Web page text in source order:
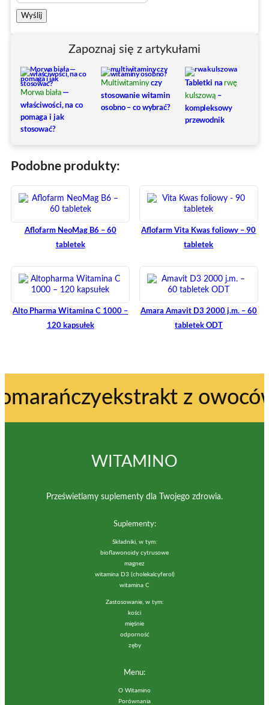
Zapoznaj się z artykułami
Morwa biała—
właściwości, na co
pomaga i jak
stosować?
Multiwitaminyczy
stosowanie witamin
osobno – co wybrać?
Tabletki na rwę
kulszową–
kompleksowy
przewodnik
Podobne produkty:
Aflofarm NeoMag B6 – 60
tabletek
Aflofarm Vita Kwas foliowy – 90
tabletek
Alto Pharma Witamina C 1000 –
120 kapsułek
Amara Amavit D3 2000 j.m. – 60
tabletek ODT
ekstrakt z owoców
WITAMINO
Prześwietlamy suplementy dla Twojego zdrowia.
Suplementy:
Składniki, w tym:
bioflawonoidy cytrusowe
magnez
witamina D3 (cholekalcyferol)
witamina C
Zastosowanie, w tym:
kości
mięśnie
odporność
zęby
Menu:
O Witamino
Porównania